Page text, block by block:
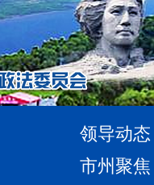
领导动态
市州聚焦